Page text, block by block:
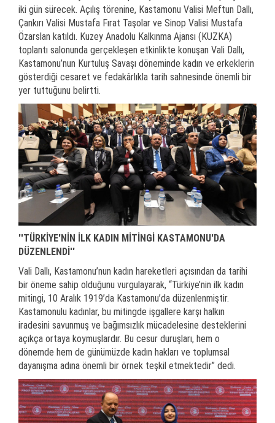
iki gün sürecek. Açılış törenine, Kastamonu Valisi Meftun Dallı,
Çankırı Valisi Mustafa Fırat Taşolar ve Sinop Valisi Mustafa
Özarslan katıldı. Kuzey Anadolu Kalkınma Ajansı (KUZKA)
toplantı salonunda gerçekleşen etkinlikte konuşan Vali Dallı,
Kastamonu’nun Kurtuluş Savaşı döneminde kadın ve erkeklerin
gösterdiği cesaret ve fedakârlıkla tarih sahnesinde önemli bir
yer tuttuğunu belirtti.
''TÜRKİYE'NİN İLK KADIN MİTİNGİ KASTAMONU'DA
DÜZENLENDİ''
Vali Dallı, Kastamonu’nun kadın hareketleri açısından da tarihi
bir öneme sahip olduğunu vurgulayarak, “Türkiye’nin ilk kadın
mitingi, 10 Aralık 1919’da Kastamonu’da düzenlenmiştir.
Kastamonulu kadınlar, bu mitingde işgallere karşı halkın
iradesini savunmuş ve bağımsızlık mücadelesine desteklerini
açıkça ortaya koymuşlardır. Bu cesur duruşları, hem o
dönemde hem de günümüzde kadın hakları ve toplumsal
dayanışma adına önemli bir örnek teşkil etmektedir” dedi.